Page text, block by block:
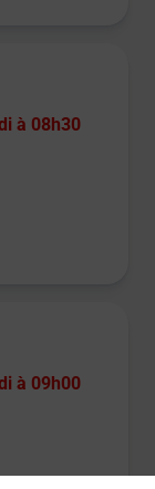
à 08h30
à 09h00